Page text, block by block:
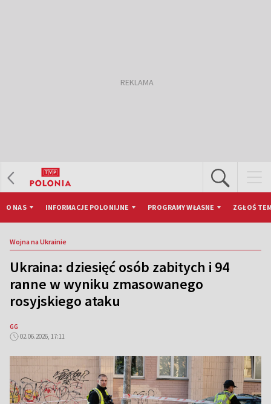
O NAS INFORMACJE POLONIJNE PROGRAMY WŁASNE ZGŁOŚ
Wojna na Ukrainie
Ukraina: dziesięć osób zabitych i 94
ranne w wyniku zmasowanego
rosyjskiego ataku
GG
02.06.2026, 17:11